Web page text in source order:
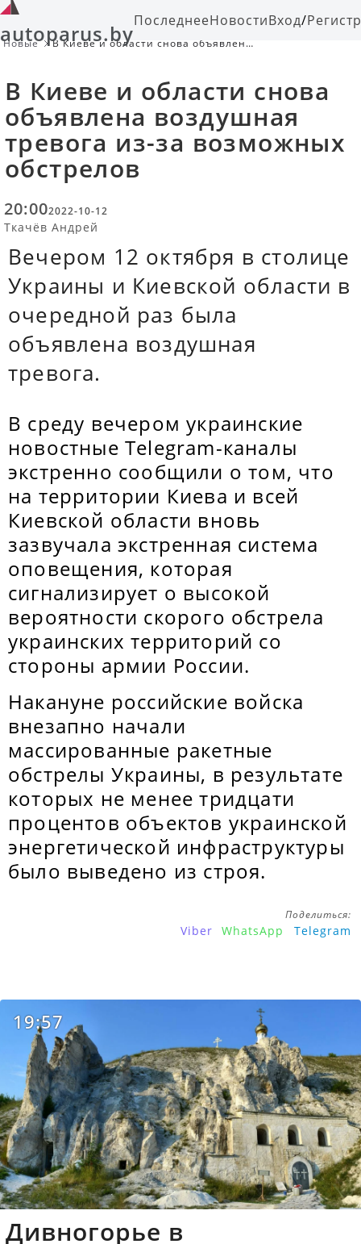
autoparus.byПоследнееНовостиВход/
Новые
В Киеве и области снова объявлена
В Киеве и области снова
объявлена воздушная
тревога из-за возможных
обстрелов
20:002022-10-12
Ткачёв Андрей
Вечером 12 октября в столице
Украины и Киевской области в
очередной раз была
объявлена воздушная
тревога.
В среду вечером украинские
новостные Telegram-каналы
экстренно сообщили о том, что
на территории Киева и всей
Киевской области вновь
зазвучала экстренная система
оповещения, которая
сигнализирует о высокой
вероятности скорого обстрела
украинских территорий со
стороны армии России.
Накануне российские войска
внезапно начали
массированные ракетные
обстрелы Украины, в результате
которых не менее тридцати
процентов объектов украинской
энергетической инфраструктуры
было выведено из строя.
Поделиться:
Viber WhatsApp Telegram
19:57
Дивногорье в